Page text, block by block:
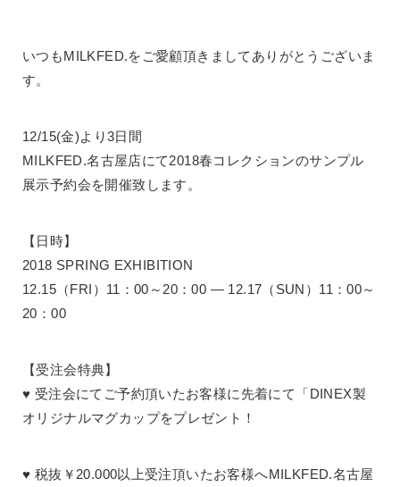
いつもMILKFED.をご愛顧頂きましてありがとうございま
す。
12/15(金)より3日間
MILKFED.名古屋店にて2018春コレクションのサンプル
展示予約会を開催致します。
【日時】
2018 SPRING EXHIBITION
12.15（FRI）11：00～20：00 ― 12.17（SUN）11：00～
20：00
【受注会特典】
♥ 受注会にてご予約頂いたお客様に先着にて「DINEX製
オリジナルマグカップをプレゼント！
♥ 税抜￥20.000以上受注頂いたお客様へMILKFED.名古屋